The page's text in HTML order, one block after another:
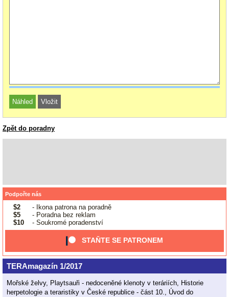
Zpět do poradny
Podpořte nás
$2
- Ikona patrona na poradně
$5
- Poradna bez reklam
$10
- Soukromé poradenství
STAŇTE SE PATRONEM
TERAmagazín 1/2017
Mořské želvy, Playtsauři - nedoceněné klenoty v teráriích, Historie
herpetologie a teraristiky v České republice - část 10., Úvod do